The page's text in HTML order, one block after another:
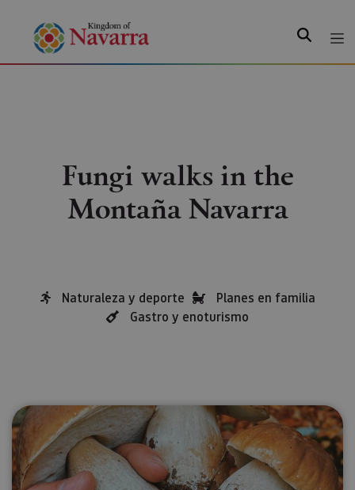
Search
Fungi walks in the
Montaña Navarra
Naturaleza y deporte
Planes en familia
Gastro y enoturismo